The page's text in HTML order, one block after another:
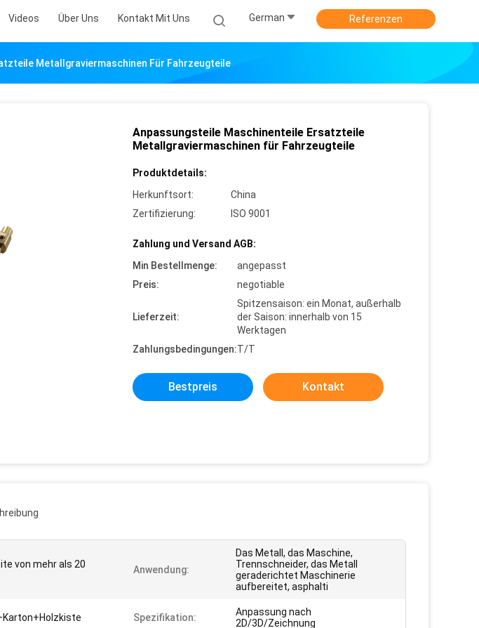
Videos Über Uns Kontakt Mit Uns German Referenzen
Metallgraviermaschinen Für Fahrzeugteile
Anpassungsteile Maschinenteile Ersatzteile
Metallgraviermaschinen für Fahrzeugteile
Produktdetails:
Herkunftsort:
China
Zertifizierung:
ISO 9001
Zahlung und Versand AGB:
Min Bestellmenge:
angepasst
Preis:
negotiable
Lieferzeit:
Spitzensaison: ein Monat, außerhalb
der Saison: innerhalb von 15
Werktagen
Zahlungsbedingungen:T/T
Bestpreis Kontakt
von mehr als 20
Anwendung:
Das Metall, das Maschine,
Trennschneider, das Metall
geraderichtet Maschinerie
aufbereitet, asphalti
Spezifikation:
Anpassung nach
2D/3D/Zeichnung